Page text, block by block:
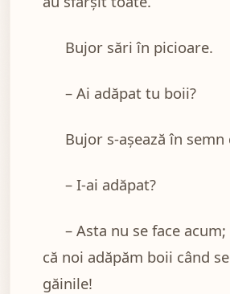
Bujor sări în picioare.
– Ai adăpat tu boii?
Bujor s-așează în semn
– I-ai adăpat?
– Asta nu se face
că noi adăpăm boii când
găinile!